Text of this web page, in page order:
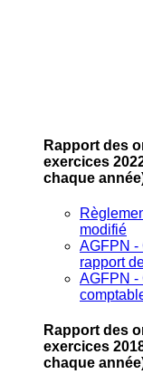
Rapport des
exercices
chaque
modifié
AGFPN
rapport
AGFPN
Rapport des
exercices
chaque